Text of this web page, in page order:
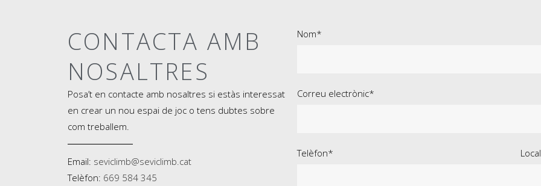
CONTACTA AMB
NOSALTRES
Posa’t en contacte amb nosaltres si estàs interessat
en crear un nou espai de joc o tens dubtes sobre
com treballem.
Email: seviclimb@seviclimb.cat
Telèfon: 669 584 345
Nom*
Correu electrònic*
Telèfon*